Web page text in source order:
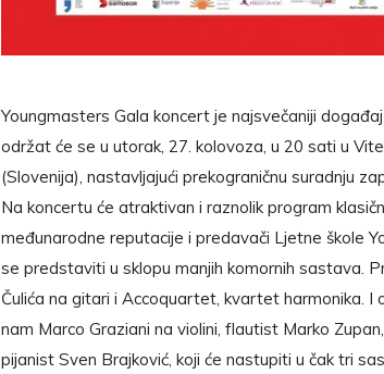
Youngmasters Gala koncert je najsvečaniji
održat će se u utorak, 27. kolovoza, u 20 sati u
(Slovenija), nastavljajući prekograničnu suradnju
Na koncertu će atraktivan i raznolik program
međunarodne reputacije i predavači Ljetne škole
se predstaviti u sklopu manjih komornih sastava.
Čulića na gitari i Accoquartet, kvartet harmonika.
nam Marco Graziani na violini, flautist Marko
pijanist Sven Brajković, koji će nastupiti u čak tri